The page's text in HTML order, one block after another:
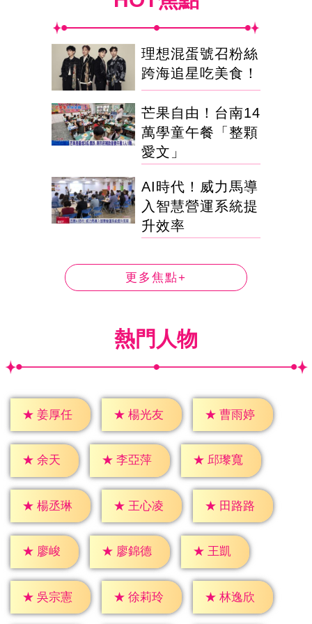
理想混蛋號召粉絲
跨海追星吃美食！
芒果自由！台南14
萬學童午餐「整顆
愛文」
AI時代！威力馬導
入智慧營運系統提
升效率
更多焦點+
熱門人物
★ 姜厚任 ★ 楊光友 ★ 曹雨婷
★ 余天 ★ 李亞萍 ★ 邱瓈寬
★ 楊丞琳 ★ 王心凌 ★ 田路路
★ 廖峻 ★ 廖錦德 ★ 王凱
★ 吳宗憲 ★ 徐莉玲 ★ 林逸欣